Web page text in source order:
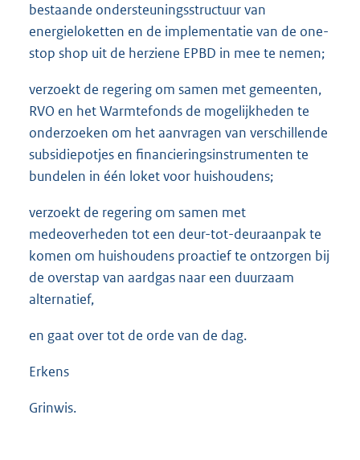
bestaande ondersteuningsstructuur van
energieloketten en de implementatie van de one-
stop shop uit de herziene EPBD in mee te nemen;
verzoekt de regering om samen met gemeenten,
RVO en het Warmtefonds de mogelijkheden te
onderzoeken om het aanvragen van verschillende
subsidiepotjes en financieringsinstrumenten te
bundelen in één loket voor huishoudens;
verzoekt de regering om samen met
medeoverheden tot een deur-tot-deuraanpak te
komen om huishoudens proactief te ontzorgen bij
de overstap van aardgas naar een duurzaam
alternatief,
en gaat over tot de orde van de dag.
Erkens
Grinwis.